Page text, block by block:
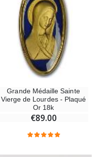
Grande Médaille Sainte
Vierge de Lourdes - Plaqué
Or 18k
€89.00